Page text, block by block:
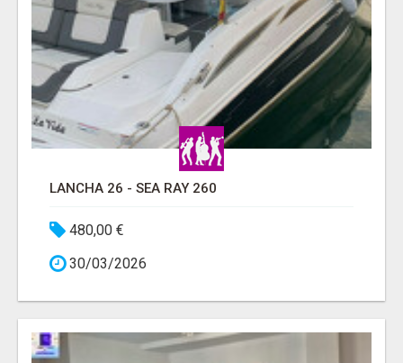
LANCHA 26 - SEA RAY 260
480,00 €
30/03/2026